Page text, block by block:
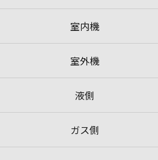
室内機
室外機
液側
ガス側